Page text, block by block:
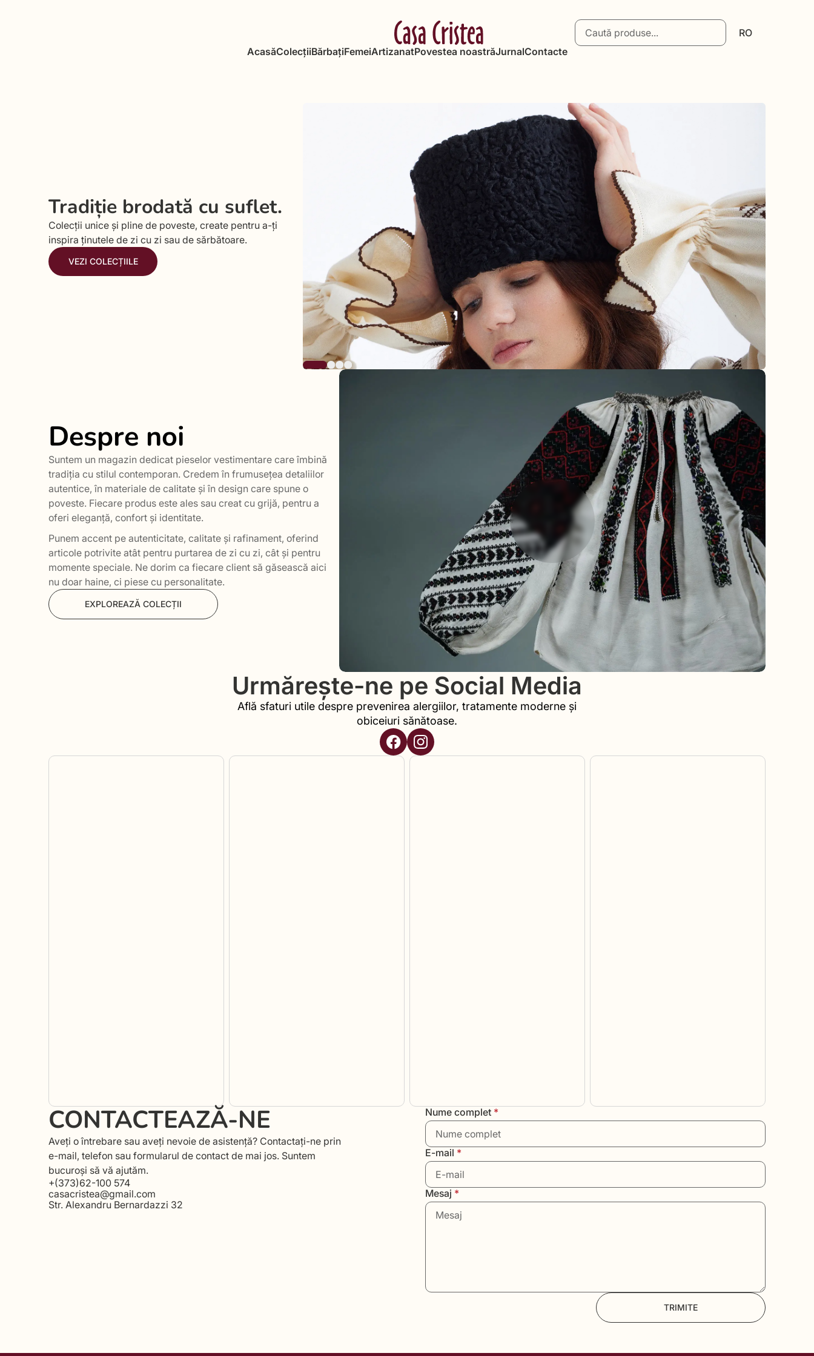
RO
AcasăColecțiiBărbațiFemeiArtizanatPovestea noastrăJurnalContacte
Tradiție brodată cu suflet.
Colecții unice și pline de poveste, create pentru a-ți
inspira ținutele de zi cu zi sau de sărbătoare.
VEZI COLECȚIILE
Despre noi
Suntem un magazin dedicat pieselor vestimentare care îmbină
tradiția cu stilul contemporan. Credem în frumusețea detaliilor
autentice, în materiale de calitate și în design care spune o
poveste. Fiecare produs este ales sau creat cu grijă, pentru a
oferi eleganță, confort și identitate.
Punem accent pe autenticitate, calitate și rafinament, oferind
articole potrivite atât pentru purtarea de zi cu zi, cât și pentru
momente speciale. Ne dorim ca fiecare client să găsească aici
nu doar haine, ci piese cu personalitate.
EXPLOREAZĂ COLECȚII
Urmărește-ne pe Social Media
Află sfaturi utile despre prevenirea alergiilor, tratamente moderne și
obiceiuri sănătoase.
CONTACTEAZĂ-NE
Aveți o întrebare sau aveți nevoie de asistență? Contactați-ne prin
e-mail, telefon sau formularul de contact de mai jos. Suntem
bucuroși să vă ajutăm.
+(373)62-100 574
casacristea@gmail.com
Str. Alexandru Bernardazzi 32
Nume complet *
E-mail *
Mesaj *
TRIMITE